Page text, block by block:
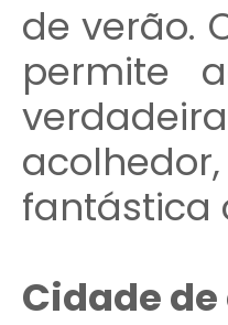
de verão.
permite
fantástica
Cidade